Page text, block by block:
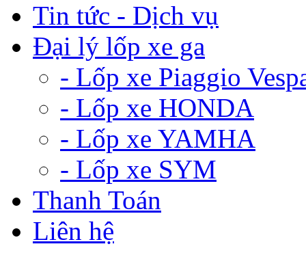
Tin tức - Dịch vụ
Đại lý lốp xe ga
- Lốp xe Piaggio
- Lốp xe HONDA
- Lốp xe YAMHA
- Lốp xe SYM
Thanh Toán
Liên hệ